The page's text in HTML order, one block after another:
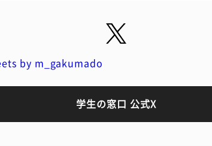
by m_gakumado
学生の窓口 公式X